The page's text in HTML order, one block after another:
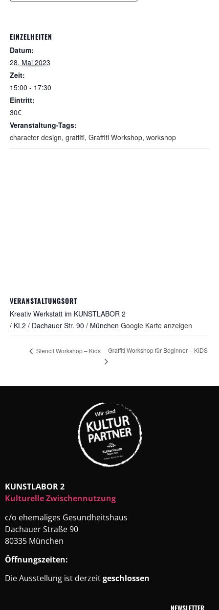
EINZELHEITEN
Datum:
28. Mai 2023
Zeit:
15:00 - 17:30
Eintritt:
30€
Veranstaltung-Tags:
character design, graffiti, Graffiti Workshop, workshop
VERANSTALTUNGSORT
Kreativ Werkstatt im KUNSTLABOR 2
/ KL2 / Dachauer Str. 90 / München Google Karte anzeigen
Stencil Workshop – Kids Graffiti Workshop für Beginner – KIDS
KUNSTLABOR 2
Kulturelle Zwischennutzung
c/o ehemaliges Gesundheitshaus
Dachauer Straße 90
80335 München
Öffnungszeiten:
Die Ausstellung ist derzeitgeschlossen
NEWSLETTER